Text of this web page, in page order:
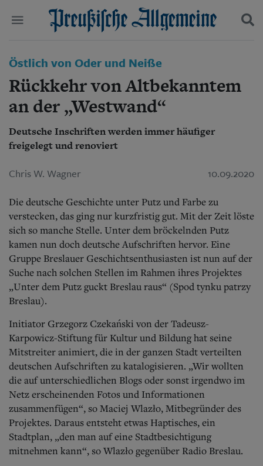
Start
Wer wir sind
Aktuelle Ausgabe
Abonnenten-Login
Abonnent werden
Archiv
Mediadaten
Politik
Wirtschaft
Panorama
Gesellschaft
Leben
Geschichte
Ostpreußen
Danzig und Westpreußen
Bücher
Kontakt
Impressum
Datenschutz
Suchen und finden
Östlich von Oder und Neiße
Rückkehr von Altbekanntem
an der „Westwand“
Deutsche Inschriften werden immer häufiger
freigelegt und renoviert
Chris W. Wagner 10.09.2020
Die deutsche Geschichte unter Putz und Farbe zu
verstecken, das ging nur kurzfristig gut. Mit der Zeit löste
sich so manche Stelle. Unter dem bröckelnden Putz
kamen nun doch deutsche Aufschriften hervor. Eine
Gruppe Breslauer Geschichtsenthusiasten ist nun auf der
Suche nach solchen Stellen im Rahmen ihres Projektes
„Unter dem Putz guckt Breslau raus“ (Spod tynku patrzy
Breslau).
Initiator Grzegorz Czekański von der Tadeusz-
Karpowicz-Stiftung für Kultur und Bildung hat seine
Mitstreiter animiert, die in der ganzen Stadt verteilten
deutschen Aufschriften zu katalogisieren. „Wir wollten
die auf unterschiedlichen Blogs oder sonst irgendwo im
Netz erscheinenden Fotos und Informationen
zusammenfügen“, so Maciej Wlazło, Mitbegründer des
Projektes. Daraus entsteht etwas Haptisches, ein
Stadtplan, „den man auf eine Stadtbesichtigung
mitnehmen kann“, so Wlazło gegenüber Radio Breslau.